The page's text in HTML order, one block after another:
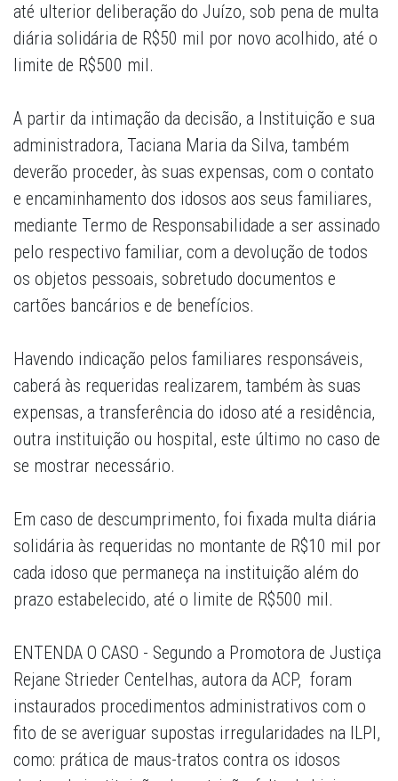
até ulterior deliberação do Juízo, sob pena de multa
diária solidária de R$50 mil por novo acolhido, até o
limite de R$500 mil.
A partir da intimação da decisão, a Instituição e sua
administradora, Taciana Maria da Silva, também
deverão proceder, às suas expensas, com o contato
e encaminhamento dos idosos aos seus familiares,
mediante Termo de Responsabilidade a ser assinado
pelo respectivo familiar, com a devolução de todos
os objetos pessoais, sobretudo documentos e
cartões bancários e de benefícios.
Havendo indicação pelos familiares responsáveis,
caberá às requeridas realizarem, também às suas
expensas, a transferência do idoso até a residência,
outra instituição ou hospital, este último no caso de
se mostrar necessário.
Em caso de descumprimento, foi fixada multa diária
solidária às requeridas no montante de R$10 mil por
cada idoso que permaneça na instituição além do
prazo estabelecido, até o limite de R$500 mil.
ENTENDA O CASO - Segundo a Promotora de Justiça
Rejane Strieder Centelhas, autora da ACP, foram
instaurados procedimentos administrativos com o
fito de se averiguar supostas irregularidades na ILPI,
como: prática de maus-tratos contra os idosos